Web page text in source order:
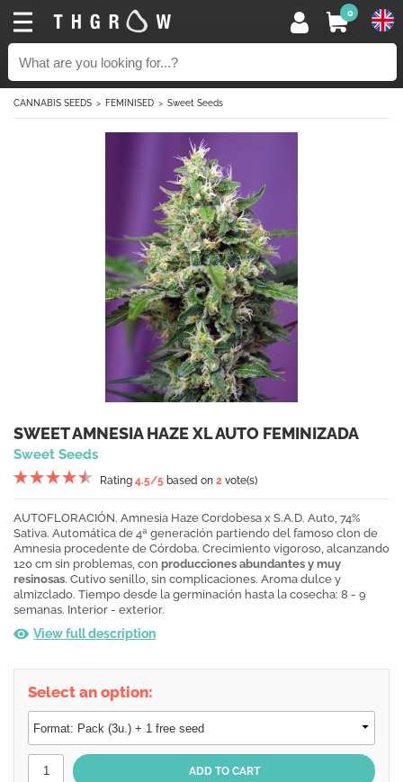
0
CANNABIS SEEDS FEMINISED Sweet Seeds
SWEET AMNESIA HAZE XL AUTO FEMINIZADA
Sweet Seeds
Rating 4.5/5 based on 2 vote(s)
AUTOFLORACIÓN. Amnesia Haze Cordobesa x S.A.D. Auto, 74%
Sativa. Automática de 4ª generación partiendo del famoso clon de
Amnesia procedente de Córdoba. Crecimiento vigoroso, alcanzando
120 cm sin problemas, con producciones abundantes y muy
resinosas. Cutivo senillo, sin complicaciones. Aroma dulce y
almizclado. Tiempo desde la germinación hasta la cosecha: 8 - 9
semanas. Interior - exterior.
View full description
Select an option: